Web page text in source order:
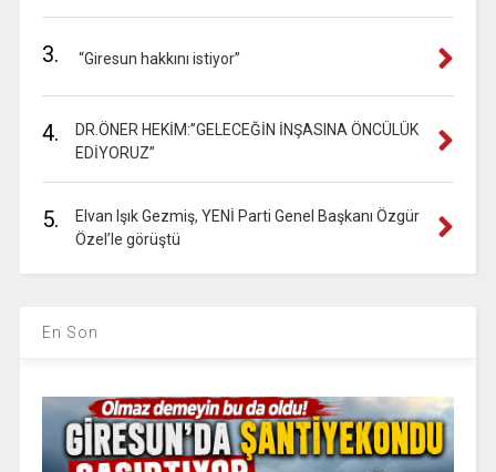
3. “Giresun hakkını istiyor”
4.
DR.ÖNER HEKİM:”GELECEĞİN İNŞASINA ÖNCÜLÜK
EDİYORUZ”
5.
Elvan Işık Gezmiş, YENİ Parti Genel Başkanı Özgür
Özel’le görüştü
En Son